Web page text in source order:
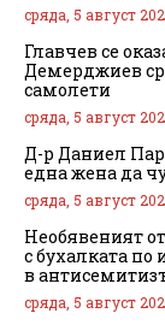
сряда, 5 август
Главчев се
Демерджиев
самолети
сряда, 5 август
Д-р Даниел
една жена да
сряда, 5 август
Необявеният
с бухалката
в
сряда, 5 август